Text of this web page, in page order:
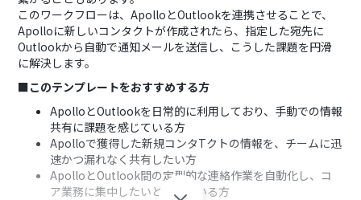
このワークフローは、ApolloとOutlookを連携させることで、
Apolloに新しいコンタクトが作成されたら、指定した宛先に
Outlookから自動で通知メールを送信し、こうした課題を円滑
に解決します。
■このテンプレートをおすすめする方
ApolloとOutlookを日常的に利用しており、手動での情報
共有に課題を感じている方
Apolloで獲得した新規コンタTクトの情報を、チームに迅
速かつ漏れなく共有したい方
ApolloとOutlook間の定型的な連絡作業を自動化し、コ
ア業務に集中したいと考えている方